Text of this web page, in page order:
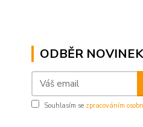
ODBĚR NOVINEK
Souhlasím se zpracováním